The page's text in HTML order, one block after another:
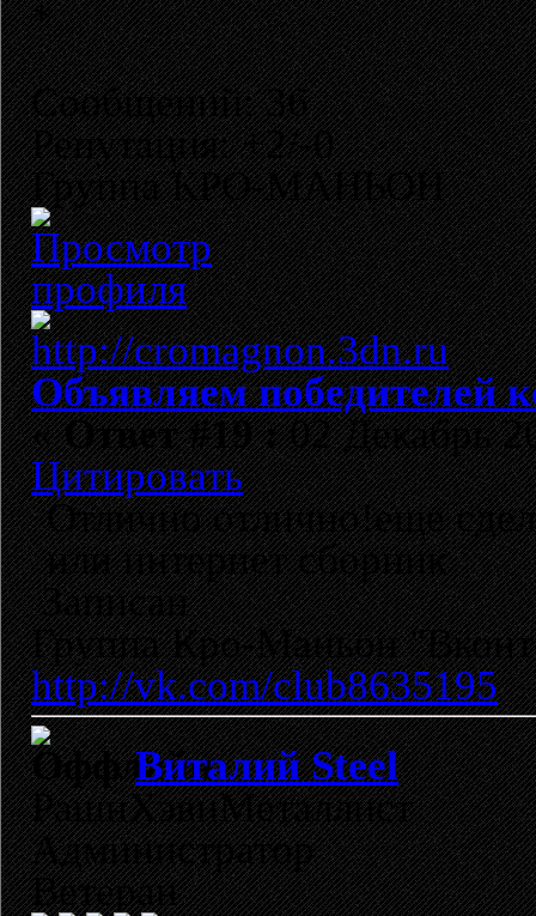
Сообщений: 36
Репутация: +2/-0
Группа КРО-МАНЬОН
Объявляем победителей
«Ответ #19 :02 Декабрь
Цитировать
Отлично отлично!еще
или интернет сборник
Записан
Группа Кро-Маньон
http://vk.com/club8635195
Виталий Steel
РашнХэвиМеталлист
Администратор
Ветеран